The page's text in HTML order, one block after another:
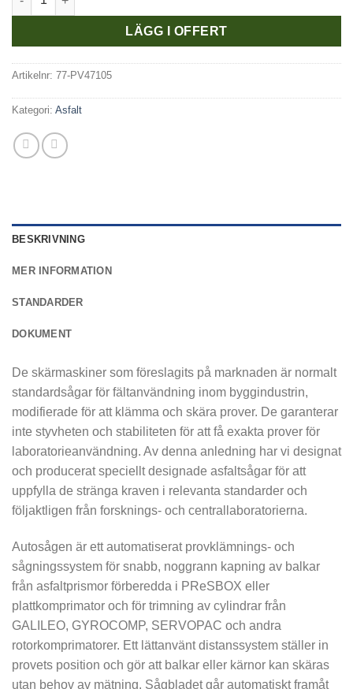
LÄGG I OFFERT
Artikelnr: 77-PV47105
Kategori: Asfalt
BESKRIVNING
MER INFORMATION
STANDARDER
DOKUMENT
De skärmaskiner som föreslagits på marknaden är normalt
standardsågar för fältanvändning inom byggindustrin,
modifierade för att klämma och skära prover. De garanterar
inte styvheten och stabiliteten för att få exakta prover för
laboratorieanvändning. Av denna anledning har vi designat
och producerat speciellt designade asfaltsågar för att
uppfylla de stränga kraven i relevanta standarder och
följaktligen från forsknings- och centrallaboratorierna.
Autosågen är ett automatiserat provklämnings- och
sågningssystem för snabb, noggrann kapning av balkar
från asfaltprismor förberedda i PReSBOX eller
plattkomprimator och för trimning av cylindrar från
GALILEO, GYROCOMP, SERVOPAC och andra
rotorkomprimatorer. Ett lättanvänt distanssystem ställer in
provets position och gör att balkar eller kärnor kan skäras
utan behov av mätning. Sågbladet går automatiskt framåt